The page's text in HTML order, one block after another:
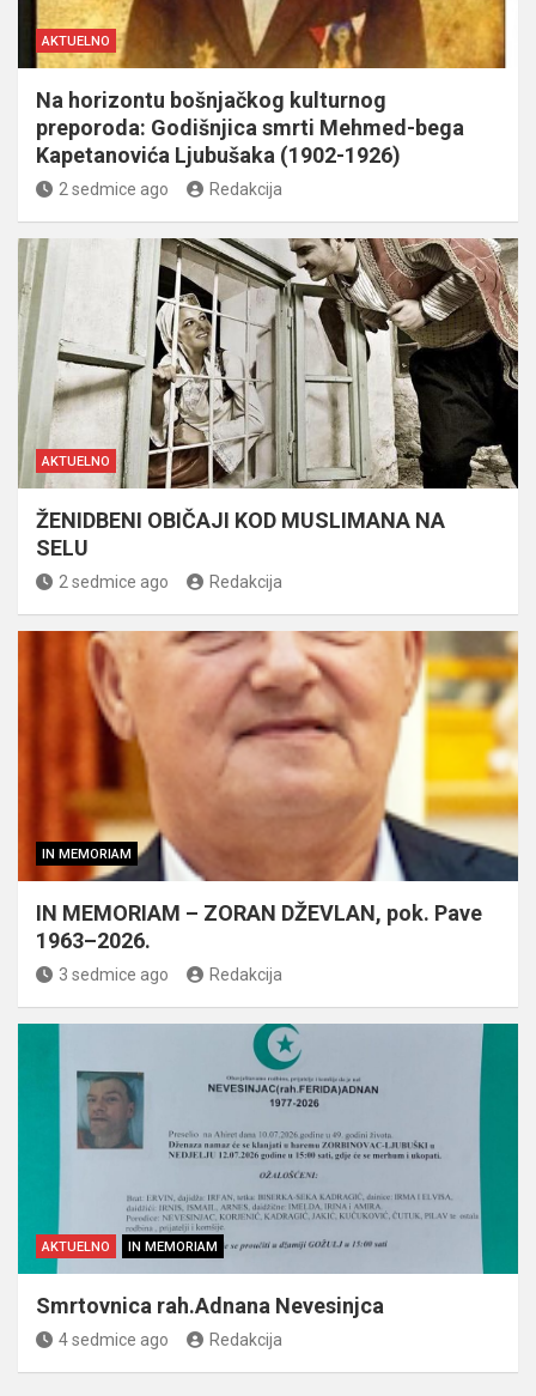
AKTUELNO
Na horizontu bošnjačkog kulturnog
preporoda: Godišnjica smrti Mehmed-bega
Kapetanovića Ljubušaka (1902-1926)
2 sedmice ago Redakcija
AKTUELNO
ŽENIDBENI OBIČAJI KOD MUSLIMANA NA
SELU
2 sedmice ago Redakcija
IN MEMORIAM
IN MEMORIAM – ZORAN DŽEVLAN, pok. Pave
1963–2026.
3 sedmice ago Redakcija
AKTUELNO IN MEMORIAM
Smrtovnica rah.Adnana Nevesinjca
4 sedmice ago Redakcija